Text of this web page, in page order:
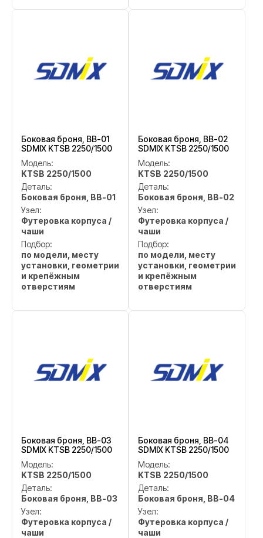
Боковая броня, BB-01
SDMIX KTSB 2250/1500
Модель:
KTSB 2250/1500
Деталь:
Боковая броня, BB-01
Узел:
Футеровка корпуса /
чаши
Подбор:
по модели, месту
установки, геометрии
и крепёжным
отверстиям
Боковая броня, BB-02
SDMIX KTSB 2250/1500
Модель:
KTSB 2250/1500
Деталь:
Боковая броня, BB-02
Узел:
Футеровка корпуса /
чаши
Подбор:
по модели, месту
установки, геометрии
и крепёжным
отверстиям
Боковая броня, BB-03
SDMIX KTSB 2250/1500
Модель:
KTSB 2250/1500
Деталь:
Боковая броня, BB-03
Узел:
Футеровка корпуса /
чаши
Боковая броня, BB-04
SDMIX KTSB 2250/1500
Модель:
KTSB 2250/1500
Деталь:
Боковая броня, BB-04
Узел:
Футеровка корпуса /
чаши